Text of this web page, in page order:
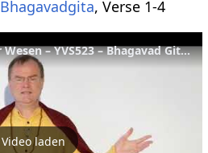
Bhagavadgita, Verse 1-4
Gott als Ursprung aller Wesen – YVS523 – Bhagavad Gita Kap. 14, Verse 1-4
Video laden